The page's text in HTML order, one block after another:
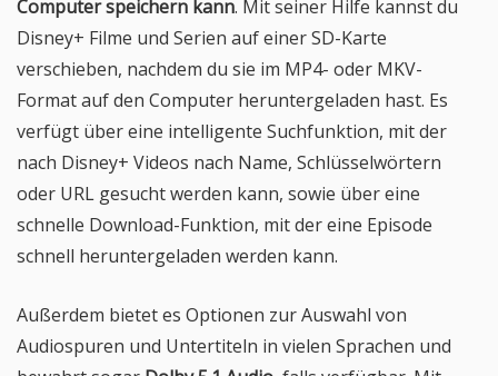
Computer speichern kann. Mit seiner Hilfe kannst du
Disney+ Filme und Serien auf einer SD-Karte
verschieben, nachdem du sie im MP4- oder MKV-
Format auf den Computer heruntergeladen hast. Es
verfügt über eine intelligente Suchfunktion, mit der
nach Disney+ Videos nach Name, Schlüsselwörtern
oder URL gesucht werden kann, sowie über eine
schnelle Download-Funktion, mit der eine Episode
schnell heruntergeladen werden kann.
Außerdem bietet es Optionen zur Auswahl von
Audiospuren und Untertiteln in vielen Sprachen und